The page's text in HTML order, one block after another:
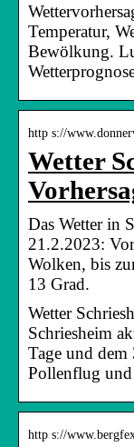
Temperatur,
Bewölkung.
http s://
Wetter
Das Wetter in
21.2.2023:
Wolken, bis
13 Grad.
Wetter
Schriesheim
Tage und dem
Pollenflug
http s://